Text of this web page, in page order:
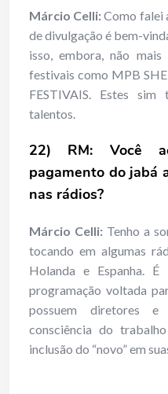
Márcio Celli:Como falei
de divulgação é bem-
isso, embora, não
festivais como MPB
FESTIVAIS. Estes
talentos.
22) RM: Você
pagamento do jabá
nas rádios?
Márcio Celli:Tenho a
tocando em algumas
Holanda e Espanha.
programação voltada
possuem diretores e
consciência do
inclusão do “novo” em